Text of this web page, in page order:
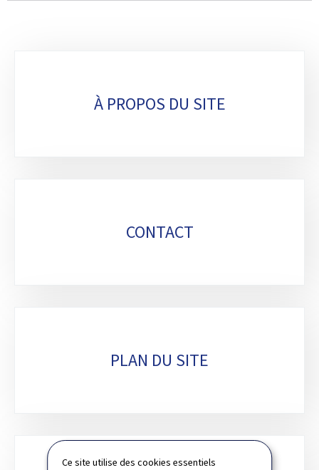
Ce site utilise des cookies essentiels
À PROPOS DU SITE
CONTACT
PLAN DU SITE